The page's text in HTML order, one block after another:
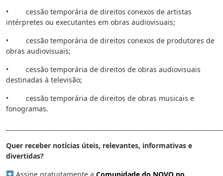
• cessão temporária de direitos conexos de artistas
intérpretes ou executantes em obras audiovisuais;
• cessão temporária de direitos conexos de produtores de
obras audiovisuais;
• cessão temporária de direitos de obras audiovisuais
destinadas à televisão;
• cessão temporária de direitos de obras musicais e
fonogramas.
Quer receber notícias úteis, relevantes, informativas e
divertidas?